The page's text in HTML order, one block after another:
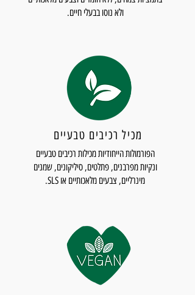
ולא נוסו בבעלי חיים.
מכיל רכיבים טבעיים
הפורמולות הייחודיות מכילות רכיבים טבעיים
ונקיות מפרבנים, פתלטים, סיליקונים, שמנים
מינרליים, צבעים מלאכותיים או SLS.